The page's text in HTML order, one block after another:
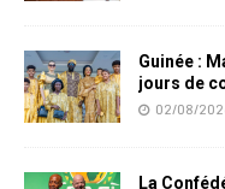
Guinée :
jours de
02/08/
La